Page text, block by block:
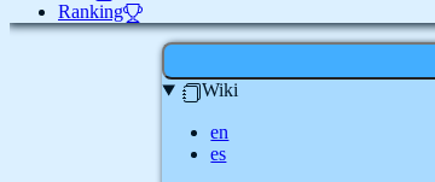
Ranking
Wiki
en
es